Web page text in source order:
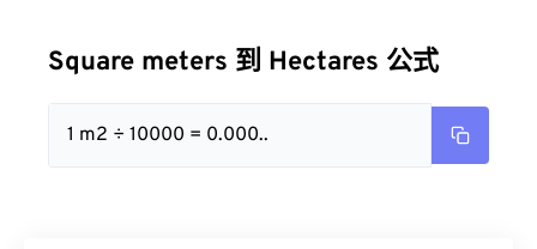
Square meters 到 Hectares 公式
1 m2 ÷ 10000 = 0.000..